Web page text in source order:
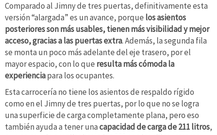
Comparado al Jimny de tres puertas, definitivamente esta
versión “alargada” es un avance, porque los asientos
posteriores son más usables, tienen más visibilidad y mejor
acceso, gracias a las puertas extra. Además, la segunda fila
se monta un poco más adelante del eje trasero, por el
mayor espacio, con lo que resulta más cómoda la
experienciapara los ocupantes.
Esta carrocería no tiene los asientos de respaldo rígido
como en el Jimny de tres puertas, por lo que no se logra
una superficie de carga completamente plana, pero eso
también ayuda a tener unacapacidad de carga de 211 litros,